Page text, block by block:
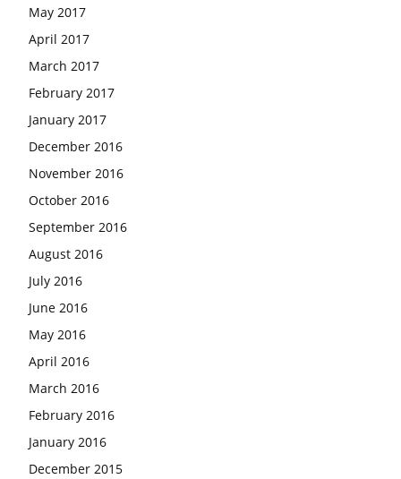
May 2017
April 2017
March 2017
February 2017
January 2017
December 2016
November 2016
October 2016
September 2016
August 2016
July 2016
June 2016
May 2016
April 2016
March 2016
February 2016
January 2016
December 2015